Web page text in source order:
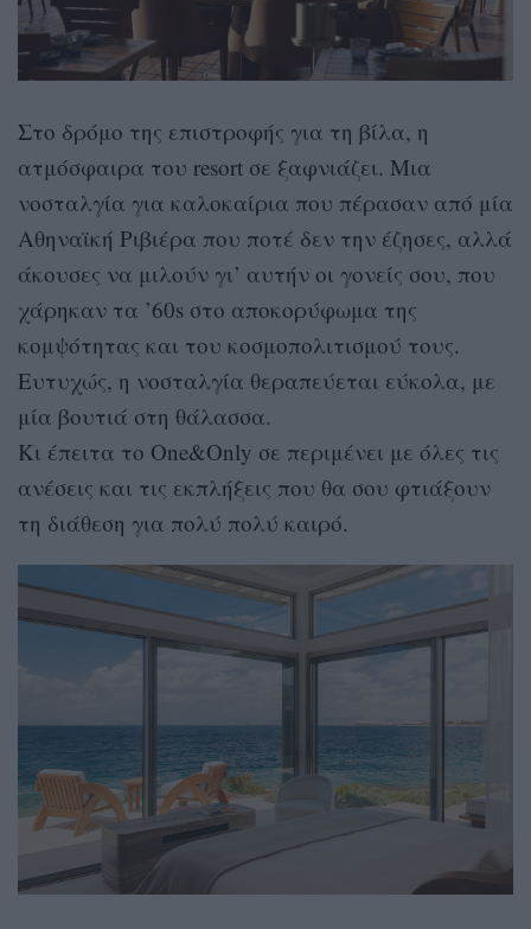
Στο δρόμο της επιστροφής για τη βίλα, η
ατμόσφαιρα του resort σε ξαφνιάζει. Μια
νοσταλγία για καλοκαίρια που πέρασαν από μία
Αθηναϊκή Ριβιέρα που ποτέ δεν την έζησες, αλλά
άκουσες να μιλούν γι’ αυτήν οι γονείς σου, που
χάρηκαν τα ’60s στο αποκορύφωμα της
κομψότητας και του κοσμοπολιτισμού τους.
Ευτυχώς, η νοσταλγία θεραπεύεται εύκολα, με
μία βουτιά στη θάλασσα.
Κι έπειτα το One&Only σε περιμένει με όλες τις
ανέσεις και τις εκπλήξεις που θα σου φτιάξουν
τη διάθεση για πολύ πολύ καιρό.